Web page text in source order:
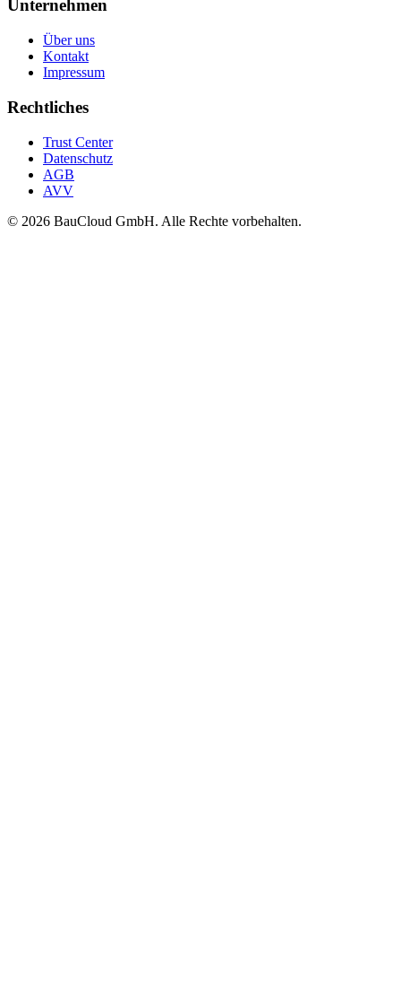
Unternehmen
Über uns
Kontakt
Impressum
Rechtliches
Trust Center
Datenschutz
AGB
AVV
© 2026 BauCloud GmbH. Alle Rechte vorbehalten.